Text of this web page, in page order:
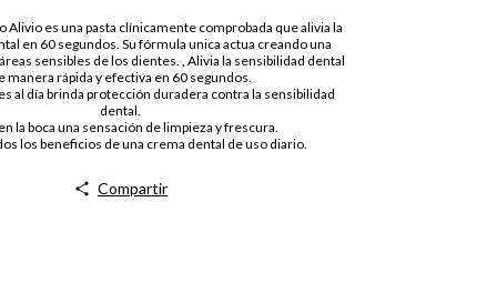
Alivio es una pasta clínicamente comprobada que alivia la
en 60 segundos. Su fórmula unica actua creando una
sensibles de los dientes. , Alivia la sensibilidad dental
manera rápida y efectiva en 60 segundos.
al día brinda protección duradera contra la sensibilidad
dental.
en la boca una sensación de limpieza y frescura.
los beneficios de una crema dental de uso diario.
Compartir